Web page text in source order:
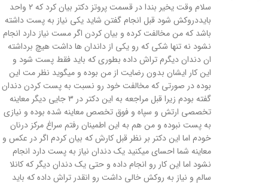
سلام وقت یخیر بندا در قسمت پروتز دکتر بیان کرد که ۲ واحد
بایددروکش شود قبل انجام گفتن شاید یکی نیاز به پست داشته
باشد که من مخالفت کرده و بیان کردن اگر مست نیاز دارد انجام
نشود نه تنها شکی که رو یکی از داندان ها داشت هیچ برداشته
ان دندان دیگرم تراش داده بطوری که باید فقط پست شود و
این کار ایشان بدون رضایت از من بوده و میگوید نظر مت این
بوده در صورتی که مخالفت خود رو نسبت به پست کردن دندان
گفته بودم زیرا قبل مراجعه به این دکتر در ۳ جایی دیگر معاینه
تخصصی ارتش و سپاه و فوق تخصص معاینه شده بوده و نیازی
به پست نبوده و من هم به این اطمینان رفتم سراغ مرکز درنان
خودم اما این دکتر بر نظر قبل کارش که بیان کردم اگر در عکس و
معاینه شما احسای میکنید یک دندان نیاز به پست دارد انجام
نشود اما این کار رو انجام داده و حتی یک دندان دیگر که کانلا
سالم و نیاز به روکش خالی داشت رو انقدر تراش داده که باید